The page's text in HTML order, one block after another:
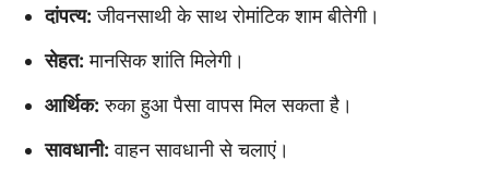
दांपत्य: जीवनसाथी के साथ रोमांटिक शाम बीतेगी।
सेहत: मानसिक शांति मिलेगी।
आर्थिक: रुका हुआ पैसा वापस मिल सकता है।
सावधानी: वाहन सावधानी से चलाएं।